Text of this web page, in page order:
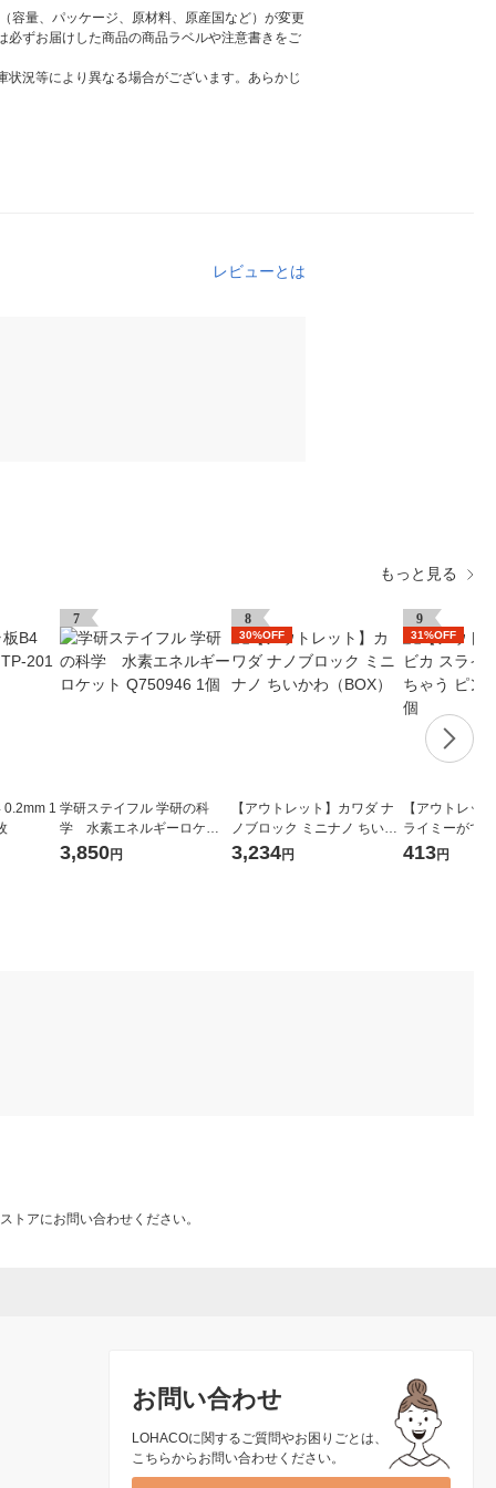
容量、パッケージ、原材料、原産国など）が変更
ずお届けした商品の商品ラベルや注意書きをご
況等により異なる場合がございます。あらかじ
レビューとは
もっと見る
0.2mm 1
7
学研ステイフル 学研の科
学 水素エネルギーロケッ
ト Q750946 1個
3,850円
8
30%OFF
【アウトレット】カワダ ナ
ノブロック ミニナノ ちいか
わ（BOX）
3,234円
9
31%OFF
【アウトレッ
ライミーがで
ク 090681 1個
413円
トアにお問い合わせください。
お問い合わせ
LOHACOに関するご質問やお困りごとは、
こちらからお問い合わせください。